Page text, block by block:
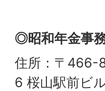
◎昭和年金事
住所：〒466-
6 桜山駅前ビ